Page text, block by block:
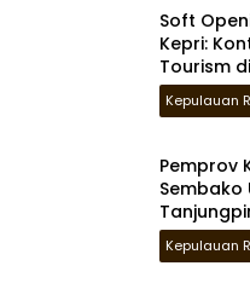
Soft
Kepri:
Tourism
Kepulauan
Pemprov
Sembako
Kepulauan